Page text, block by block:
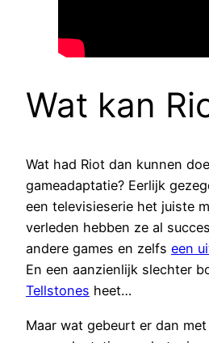
Wat kan
Wat had Riot dan kunnen
gameadaptatie? Eerlijk
een televisieserie het juiste
verleden hebben ze al
andere games en zelfs een
En een aanzienlijk slechter
Tellstones heet…
Maar wat gebeurt er dan